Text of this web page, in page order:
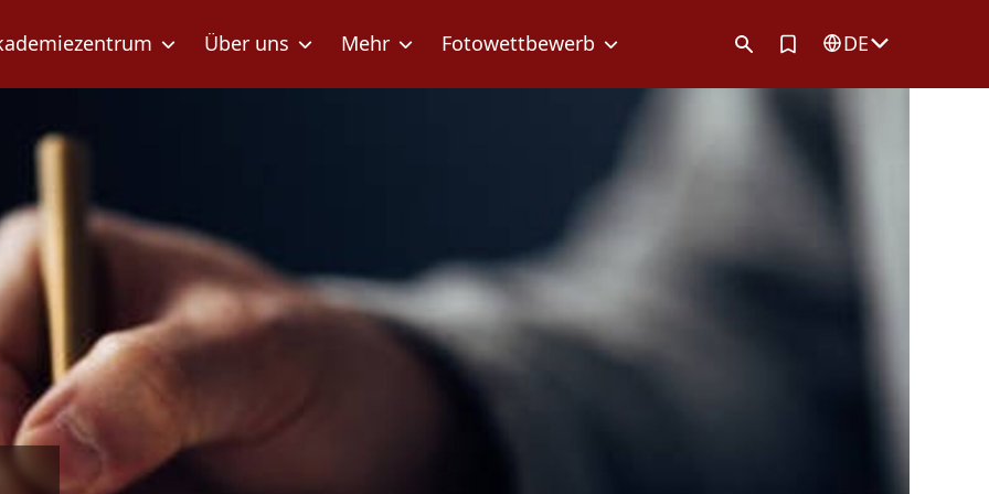
Über uns Mehr Fotowettbewerb Artikel in Merkliste
DE